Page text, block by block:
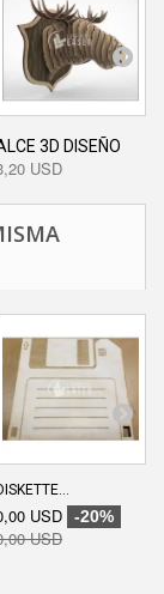
3D DISEÑO
USD
USD -20%
USD